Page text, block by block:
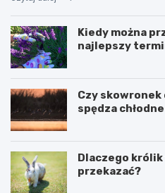
Kiedy można
najlepszy
Czy skowronek
spędza
Dlaczego królik
przekazać?